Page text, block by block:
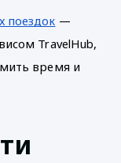
поездок —
TravelHub,
время и